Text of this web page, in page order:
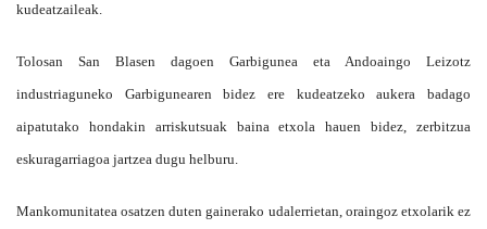
kudeatzaileak.
Tolosan San Blasen dagoen Garbigunea eta Andoaingo Leizotz
industriaguneko Garbigunearen bidez ere kudeatzeko aukera badago
aipatutako hondakin arriskutsuak baina etxola hauen bidez, zerbitzua
eskuragarriagoa jartzea dugu helburu.
Mankomunitatea osatzen duten gainerako udalerrietan, oraingoz etxolarik ez